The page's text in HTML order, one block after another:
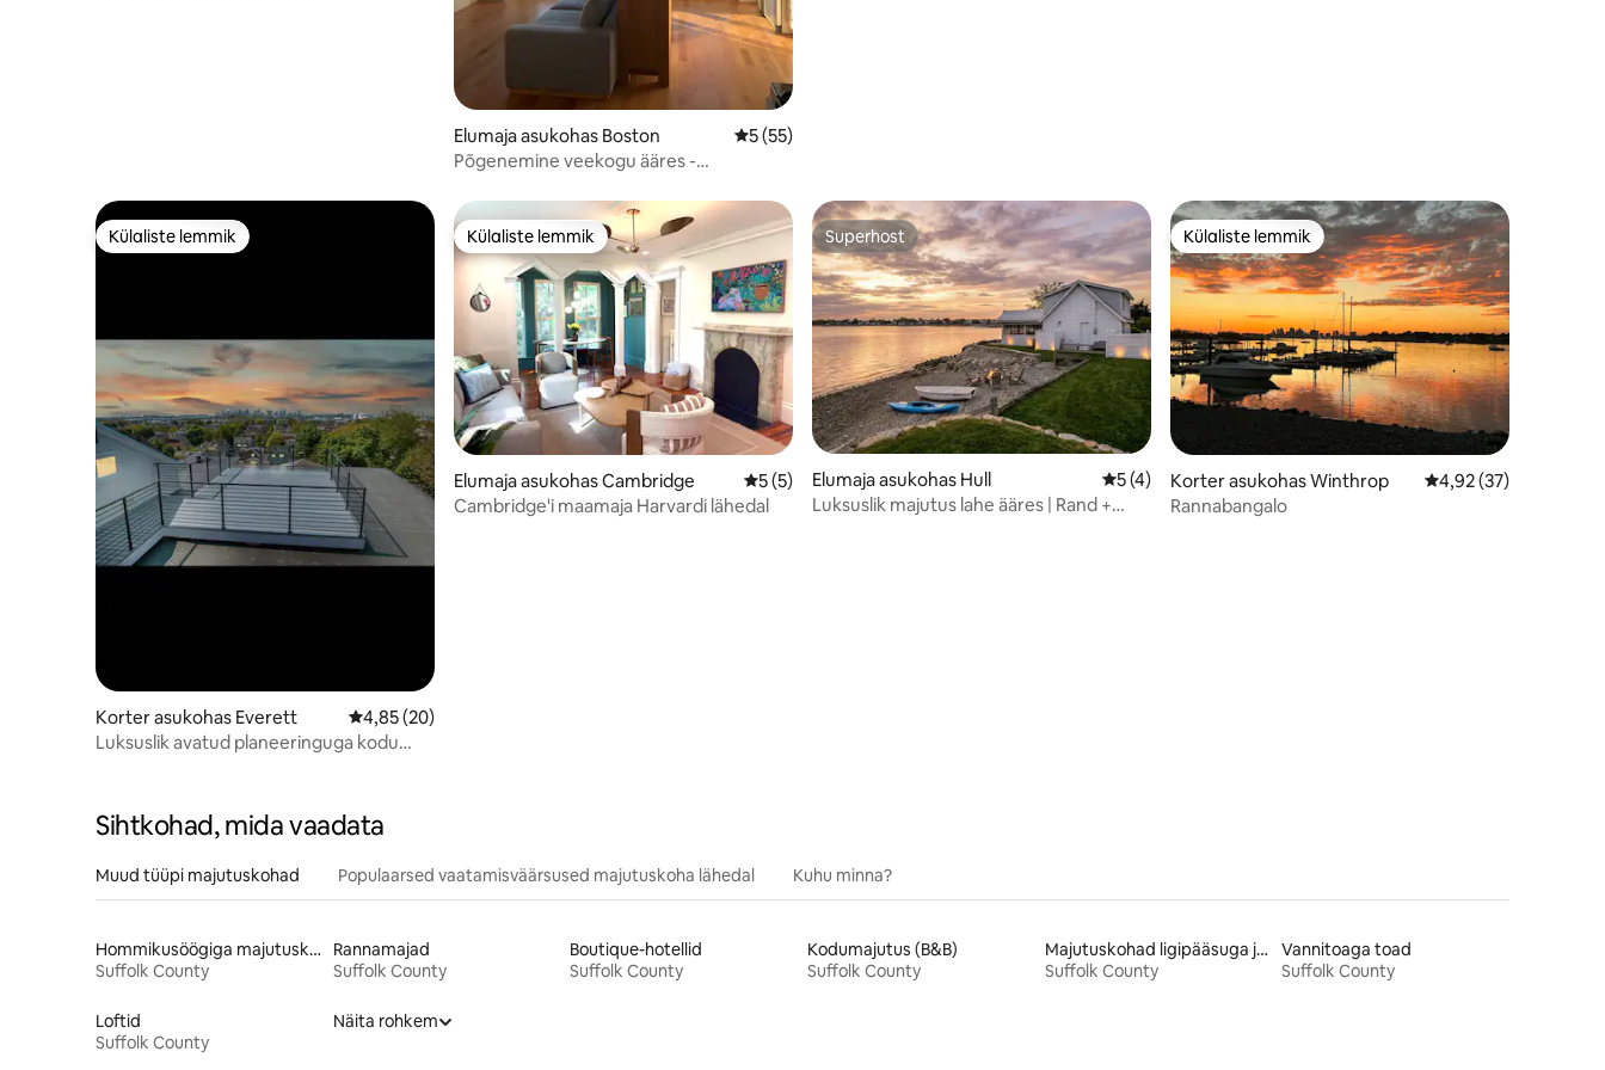
Elumaja asukohas Boston Keskmine hinnang 5/5, 55 hinnangut
5 (55)
Põgenemine veekogu ääres -
Külaliste lemmik
Külaliste lemmik
Korter asukohas Everett Keskmine hinnang 4,85/5, 20 hinnangut
4,85 (20)
Luksuslik avatud planeeringuga kodu
Külaliste lemmik
Külaliste lemmik
Elumaja asukohas Cambridge Keskmine hinnang 5/5, 5 hinnangut
5 (5)
Cambridge'i maamaja Harvardi lähedal
Superhost
Superhost
Elumaja asukohas Hull Keskmine hinnang 5/5, 4 hinnangut
5 (4)
Luksuslik majutus lahe ääres | Rand +
Külaliste lemmik
Külaliste lemmik
Korter asukohas Winthrop Keskmine hinnang
4,92 (37)
Rannabangalo
Sihtkohad, mida vaadata
Muud tüüpi majutuskohad Populaarsed vaatamisväärsused majutuskoha lähedal Kuhu minna?
Hommikusöögiga majutuskohad
Suffolk County
Rannamajad
Suffolk County
Boutique-hotellid
Suffolk County
Kodumajutus (B&B)
Suffolk County
Majutuskohad ligipääsuga järvele
Suffolk County
Vannitoaga toad
Suffolk County
Loftid
Suffolk County
Näita rohkem